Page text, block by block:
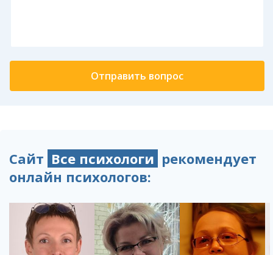
Сайт Все психологи рекомендует
онлайн психологов: